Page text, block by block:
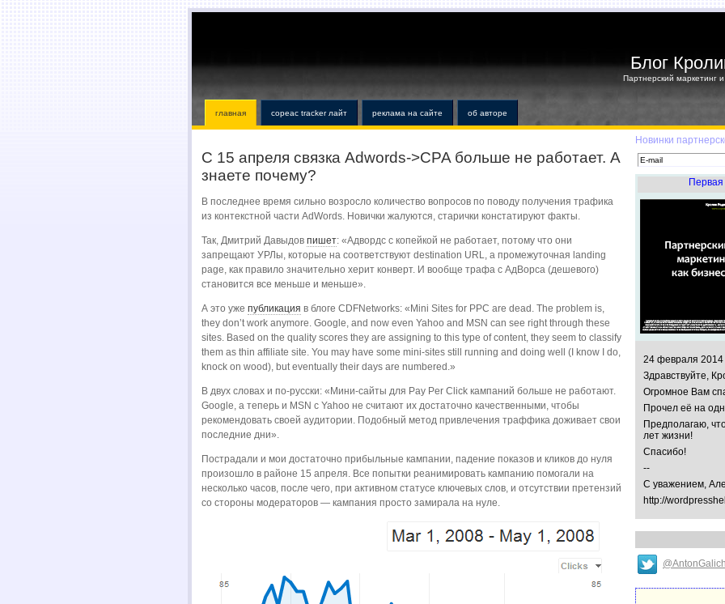
Блог
Партнерский маркетинг
главная copeac tracker лайт реклама на сайте об авторе
С 15 апреля связка Adwords->CPA больше не работает. А
знаете почему?
В последнее время сильно возросло количество вопросов по поводу получения трафика
из контекстной части AdWords. Новички жалуются, старички констатируют факты.
Так, Дмитрий Давыдов пишет: «Адвордс с копейкой не работает, потому что они
запрещают УРЛы, которые на соответствуют destination URL, а промежуточная landing
page, как правило значительно херит конверт. И вообще трафа с АдВорса (дешевого)
становится все меньше и меньше».
А это уже публикация в блоге CDFNetworks: «Mini Sites for PPC are dead. The problem is,
they don’t work anymore. Google, and now even Yahoo and MSN can see right through these
sites. Based on the quality scores they are assigning to this type of content, they seem to classify
them as thin affiliate site. You may have some mini-sites still running and doing well (I know I do,
knock on wood), but eventually their days are numbered.»
В двух словах и по-русски: «Мини-сайты для Pay Per Click кампаний больше не работают.
Google, а теперь и MSN с Yahoo не считают их достаточно качественными, чтобы
рекомендовать своей аудитории. Подобный метод привлечения траффика доживает свои
последние дни».
Пострадали и мои достаточно прибыльные кампании, падение показов и кликов до нуля
произошло в районе 15 апреля. Все попытки реанимировать кампанию помогали на
несколько часов, после чего, при активном статусе ключевых слов, и отсутствии претензий
со стороны модераторов — кампания просто замирала на нуле.
Новинки
Первая
24 февраля 2014
Здравствуйте,
Огромное Вам
Прочел её на
Предполагаю,
лет жизни!
Спасибо!
--
С уважением,
http://